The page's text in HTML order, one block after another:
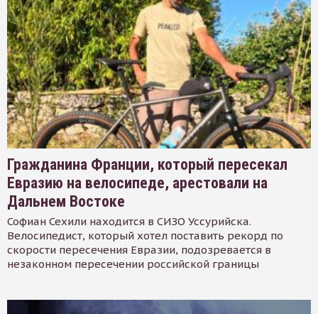
Гражданина Франции, который пересекал
Евразию на велосипеде, арестовали на
Дальнем Востоке
Софиан Сехили находится в СИЗО Уссурийска.
Велосипедист, который хотел поставить рекорд по
скорости пересечения Евразии, подозревается в
незаконном пересечении российской границы